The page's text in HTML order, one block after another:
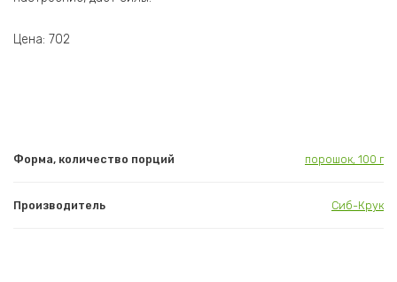
Цена: 702
Форма, количество порций порошок, 100 г
Производитель Сиб-Крук